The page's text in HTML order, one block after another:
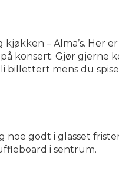
– Alma’s.
konsert. Gjør gjerne
mens du
godt i glasset
i sentrum.